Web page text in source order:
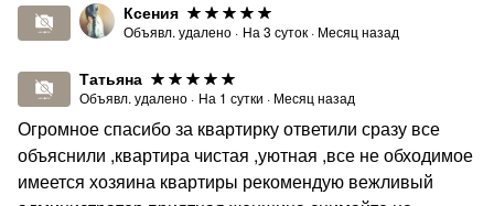
Ксения
Объявл. удалено · На 3 суток · Месяц назад
Татьяна
Объявл. удалено · На 1 сутки · Месяц назад
Огромное спасибо за квартирку ответили сразу все
объяснили ,квартира чистая ,уютная ,все не обходимое
имеется хозяина квартиры рекомендую вежливый